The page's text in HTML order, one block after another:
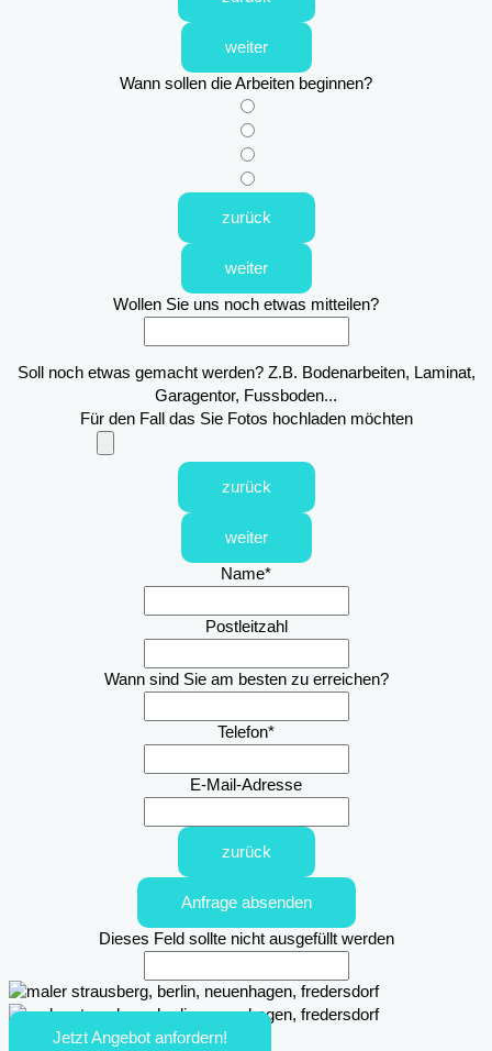
weiter
Wann sollen die Arbeiten beginnen?
zurück
weiter
Wollen Sie uns noch etwas mitteilen?
Soll noch etwas gemacht werden? Z.B. Bodenarbeiten, Laminat,
Garagentor, Fussboden...
Für den Fall das Sie Fotos hochladen möchten
zurück
weiter
Name*
Postleitzahl
Wann sind Sie am besten zu erreichen?
Telefon*
E-Mail-Adresse
zurück
Anfrage absenden
Dieses Feld sollte nicht ausgefüllt werden
Jetzt Angebot anfordern!